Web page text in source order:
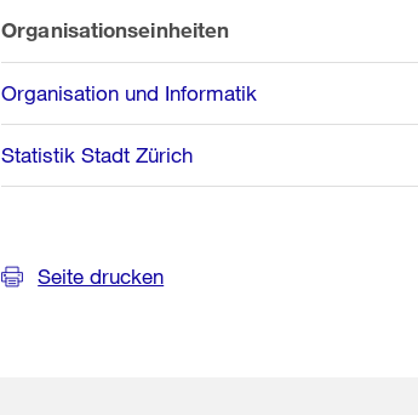
Organisationseinheiten
Organisation und Informatik
Statistik Stadt Zürich
Seite drucken